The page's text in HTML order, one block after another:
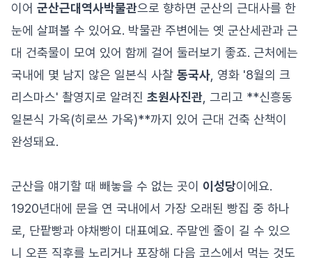
이어 군산근대역사박물관으로 향하면 군산의 근대사를 한
눈에 살펴볼 수 있어요. 박물관 주변에는 옛 군산세관과 근
대 건축물이 모여 있어 함께 걸어 둘러보기 좋죠. 근처에는
국내에 몇 남지 않은 일본식 사찰 동국사, 영화 '8월의 크
리스마스' 촬영지로 알려진 초원사진관, 그리고 **신흥동
일본식 가옥(히로쓰 가옥)**까지 있어 근대 건축 산책이
완성돼요.
군산을 얘기할 때 빼놓을 수 없는 곳이 이성당이에요.
1920년대에 문을 연 국내에서 가장 오래된 빵집 중 하나
로, 단팥빵과 야채빵이 대표예요. 주말엔 줄이 길 수 있으
니 오픈 직후를 노리거나 포장해 다음 코스에서 먹는 것도